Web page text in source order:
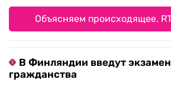
Объясняем происходящее.
В Финляндии введут
гражданства